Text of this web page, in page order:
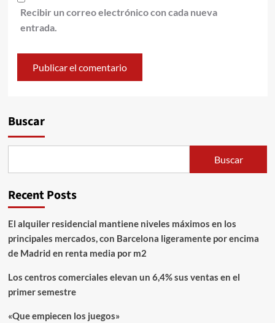
Recibir un correo electrónico con cada nueva
entrada.
Buscar
Buscar
Recent Posts
El alquiler residencial mantiene niveles máximos en los
principales mercados, con Barcelona ligeramente por encima
de Madrid en renta media por m2
Los centros comerciales elevan un 6,4% sus ventas en el
primer semestre
«Que empiecen los juegos»